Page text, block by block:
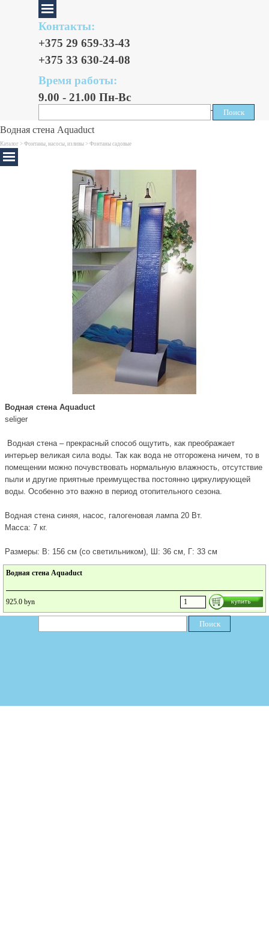
Контакты:
+375 29 659-33-43
+375 33 630-24-08
Время работы:
9.00 - 21.00 Пн-Вс
Поиск
Поиск
Водная стена Aquaduct
Каталог > Фонтаны, насосы, изливы > Фонтаны садовые
Водная стена Aquaduct
seliger
Водная стена – прекрасный способ ощутить, как преображает
интерьер великая сила воды. Так как вода не отгорожена ничем, то в
помещении можно почувствовать нормальную влажность, отсутствие
пыли и другие приятные преимущества постоянно циркулирующей
воды. Особенно это важно в период отопительного сезона.
Водная стена синяя, насос, галогеновая лампа 20 Вт.
Масса: 7 кг.
Размеры: В: 156 см (со светильником), Ш: 36 см, Г: 33 см
Водная стена Aquaduct
925.0 byn
Поиск